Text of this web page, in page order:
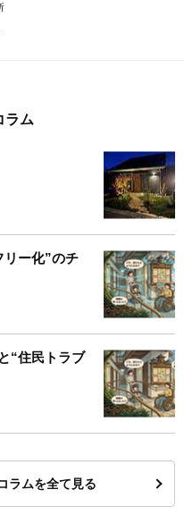
ラム
ー化”のチ
“住民トラブ
ラムを全て見る